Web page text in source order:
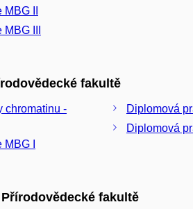
II
III
fakultě
chromatinu -
I
Diplomová
Diplomová
fakultě